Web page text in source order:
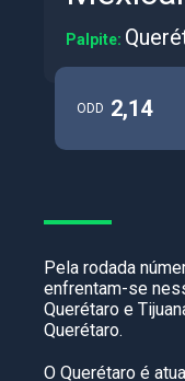
Palpite:
ODD 2,14
Pela rodada
enfrentam-se
Querétaro e
Querétaro.
O Querétaro é